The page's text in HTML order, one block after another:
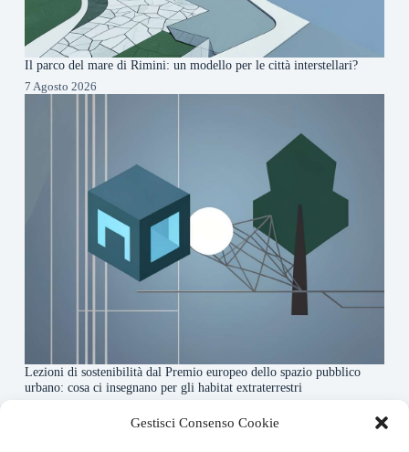
Gestisci Consenso Cookie
Il parco del mare di Rimini: un modello per le città interstellari?
7 Agosto 2026
Lezioni di sostenibilità dal Premio europeo dello spazio pubblico
urbano: cosa ci insegnano per gli habitat extraterrestri